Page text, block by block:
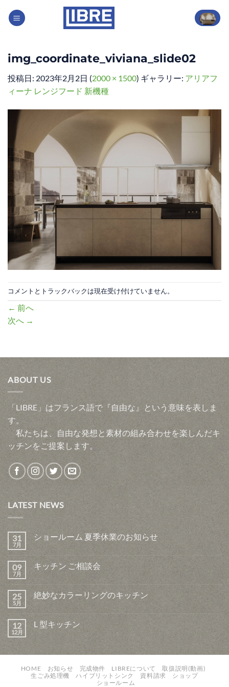
img_coordinate_viviana_slide02
投稿日: 2023年2月2日 (2000 × 1500) ギャラリー: アリアフ
ィーナ レンジフード 新機種
コメントとトラックバックは現在受け付けていません。
← 前へ
次へ →
ABOUT US
「LIBRE」はフランス語で『自由な』という意味を表しま
す。
私たちは、自由な発想と素材の組み合わせを楽しんだキ
ッチンをご提案します。
LATEST NEWS
31
7月
ショールーム 夏季休業のお知らせ
09
7月
キッチン ご相談会
25
5月
絶妙なカラーリングのキッチン
12
12月
L 型キッチン
HOME お知らせ 完成物件 LIBREについて
取扱説明(動画)
生ごみ処理機
ハイブリットシンク 資料請求
ショップ
ショールーム